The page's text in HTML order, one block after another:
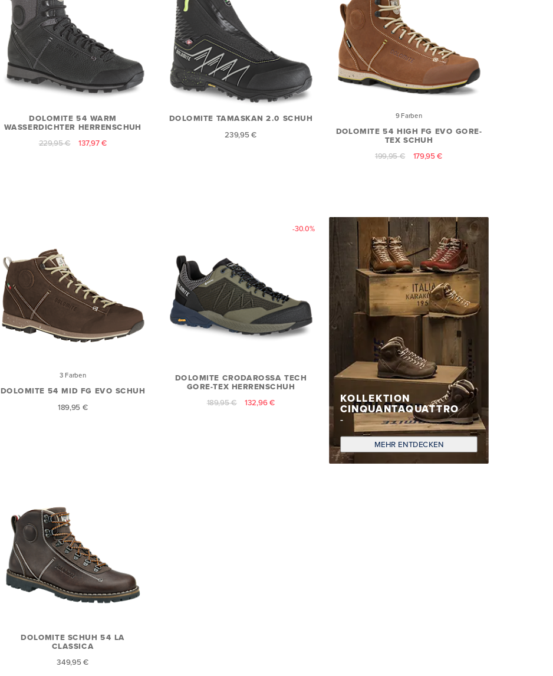
DOLOMITE 54 WARM
WASSERDICHTER HERRENSCHUH
229,95 € 137,97 €
DOLOMITE TAMASKAN 2.0 SCHUH
239,95 €
9 Farben
DOLOMITE 54 HIGH FG EVO GORE-
TEX SCHUH
199,95 €
179,95 €
3 Farben
DOLOMITE 54 MID FG EVO SCHUH
189,95 €
-30.0%
DOLOMITE CRODAROSSA TECH
GORE-TEX HERRENSCHUH
189,95 € 132,96 €
KOLLEKTION
CINQUANTAQUATTRO
MEHR ENTDECKEN
DOLOMITE SCHUH 54 LA
CLASSICA
349,95 €